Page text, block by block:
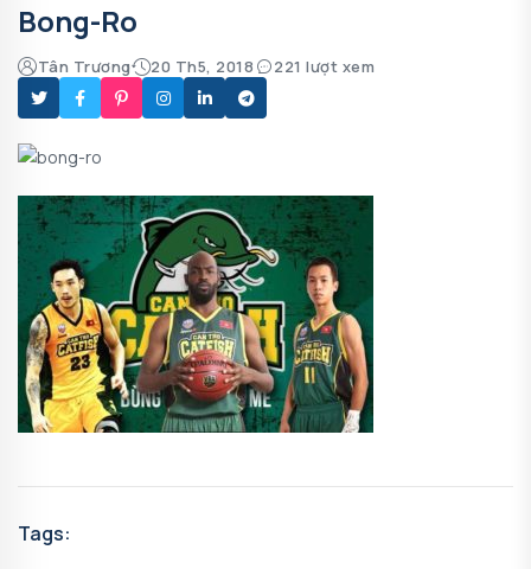
Bong-Ro
Tân Trương 20 Th5, 2018 221 lượt xem
Tags: